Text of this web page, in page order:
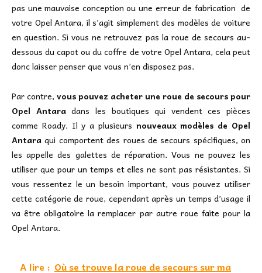
pas une mauvaise conception ou une erreur de fabrication de
votre Opel Antara, il s’agit simplement des modèles de voiture
en question. Si vous ne retrouvez pas la roue de secours au-
dessous du capot ou du coffre de votre Opel Antara, cela peut
donc laisser penser que vous n’en disposez pas.
Par contre, vous pouvez acheter une roue de secours pour
Opel Antaradans les boutiques qui vendent ces pièces
comme Roady. Il y a plusieurs nouveaux modèles de Opel
Antara qui comportent des roues de secours spécifiques, on
les appelle des galettes de réparation. Vous ne pouvez les
utiliser que pour un temps et elles ne sont pas résistantes. Si
vous ressentez le un besoin important, vous pouvez utiliser
cette catégorie de roue, cependant après un temps d’usage il
va être obligatoire la remplacer par autre roue faite pour la
Opel Antara.
A lire : Où se trouve la roue de secours sur ma